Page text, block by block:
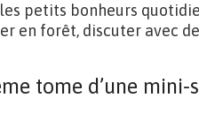
petits bonheurs
en forêt, discuter avec
tome d’une